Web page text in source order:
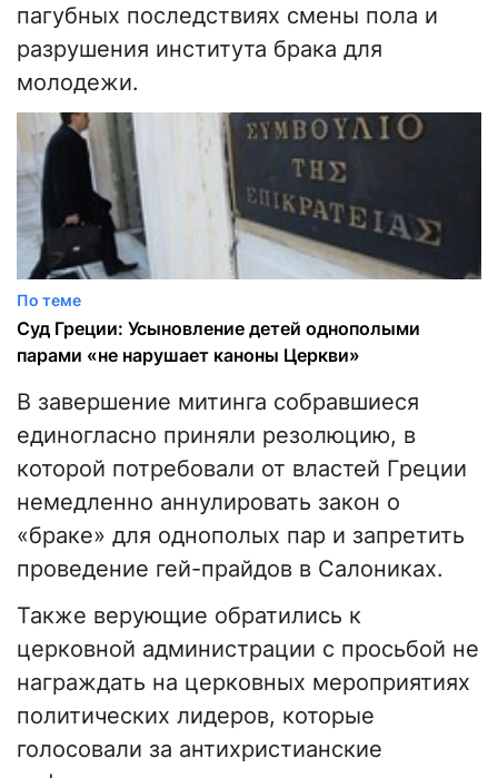
пагубных последствиях смены пола и
разрушения института брака для
молодежи.
По теме
Суд Греции: Усыновление детей однополыми
парами «не нарушает каноны Церкви»
В завершение митинга собравшиеся
единогласно приняли резолюцию, в
которой потребовали от властей Греции
немедленно аннулировать закон о
«браке» для однополых пар и запретить
проведение гей-прайдов в Салониках.
Также верующие обратились к
церковной администрации с просьбой не
награждать на церковных мероприятиях
политических лидеров, которые
голосовали за антихристианские